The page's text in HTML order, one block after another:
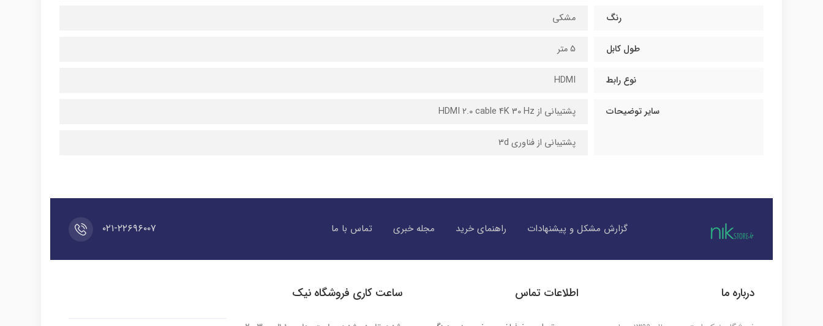
رنگ مشکی
طول کابل 5 متر
نوع رابط HDMI
سایر توضیحات پشتیبانی از HDMI 2.0 cable 4K 30 Hz
پشتیبانی از فناوری 3d
گزارش مشکل و پیشنهادات راهنمای خرید مجله خبری تماس با ما ۰۲۱-۲۲۶۹۶۰۰۷
درباره ما اطلاعات تماس ساعت کاری فروشگاه نیک